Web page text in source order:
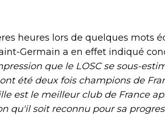
heures lors de quelques mots
Germain a en effet indiqué
que le LOSC se sous-
été deux fois champions de
est le meilleur club de France
qu'il soit reconnu pour sa